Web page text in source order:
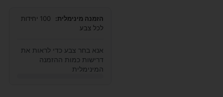
הזמנה מינימלית:
100 יחידות
לכל צבע
אנא בחר צבע כדי לראות את
דרישות כמות ההזמנה
המינימלית